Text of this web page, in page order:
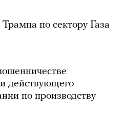
по сектору Газа
действующего
по производству